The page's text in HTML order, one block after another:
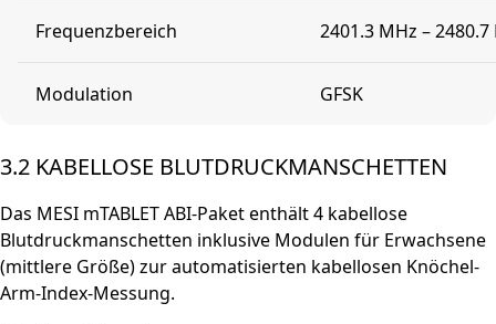
Frequenzbereich 2401.3 MHz – 2480.7
Modulation GFSK
3.2 KABELLOSE BLUTDRUCKMANSCHETTEN
Das MESI mTABLET ABI-Paket enthält 4 kabellose
Blutdruckmanschetten inklusive Modulen für Erwachsene
(mittlere Größe) zur automatisierten kabellosen Knöchel-
Arm-Index-Messung.